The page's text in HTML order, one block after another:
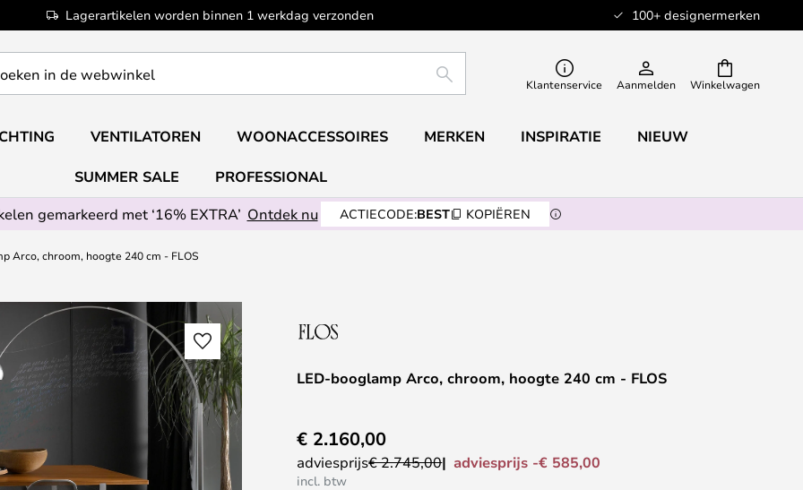
Lagerartikelen worden binnen 1 werkdag verzonden 100+ designermerken
Winkelwagen
ZOEKEN Klantenservice Aanmelden
VENTILATOREN WOONACCESSOIRES MERKEN INSPIRATIE NIEUW
SUMMER SALE
PROFESSIONAL
gemarkeerd met ‘16% EXTRA’ Ontdek nu ACTIECODE:BEST KOPIËREN
Arco, chroom, hoogte 240 cm - FLOS
LED-booglamp Arco, chroom, hoogte 240 cm - FLOS
€ 2.160,00
adviesprijs€ 2.745,00 adviesprijs -€ 585,00
incl. btw